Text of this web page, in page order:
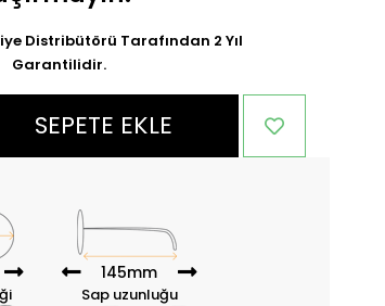
Distribütörü Tarafından 2 Yıl
Garantilidir.
SEPETE EKLE
145mm
Sap uzunluğu